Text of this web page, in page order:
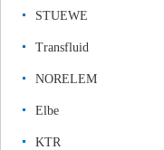
STUEWE
Transfluid
NORELEM
Elbe
KTR